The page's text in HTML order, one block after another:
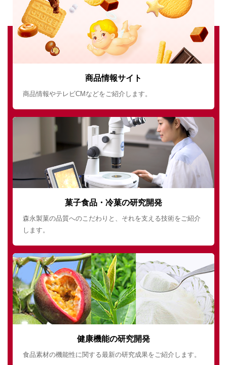
商品情報サイト
商品情報やテレビCMなどをご紹介します。
菓子食品・冷菓の研究開発
森永製菓の品質へのこだわりと、それを支える技術をご紹介
します。
健康機能の研究開発
食品素材の機能性に関する最新の研究成果をご紹介します。